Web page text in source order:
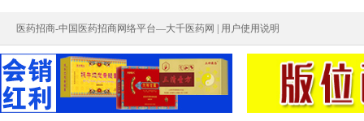
医药招商-中国医药招商网络平台—大千医药网 | 用户使用说明